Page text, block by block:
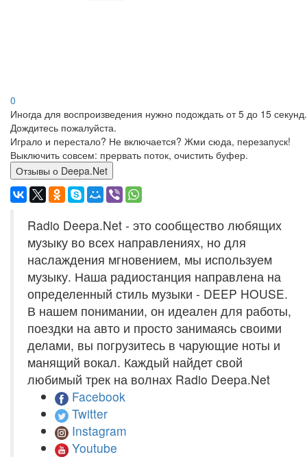
0
Иногда для воспроизведения нужно подождать от 5 до 15 секунд.
Дождитесь пожалуйста.
Играло и перестало? Не включается? Жми сюда, перезапуск!
Выключить совсем: прервать поток, очистить буфер.
Отзывы о Deepa.Net
Radio Deepa.Net - это сообщество любящих
музыку во всех направлениях, но для
наслаждения мгновением, мы используем
музыку. Наша радиостанция направлена на
определенный стиль музыки - DEEP HOUSE.
В нашем понимании, он идеален для работы,
поездки на авто и просто занимаясь своими
делами, вы погрузитесь в чарующие ноты и
манящий вокал. Каждый найдет свой
любимый трек на волнах Radio Deepa.Net
Facebook
Twitter
Instagram
Youtube